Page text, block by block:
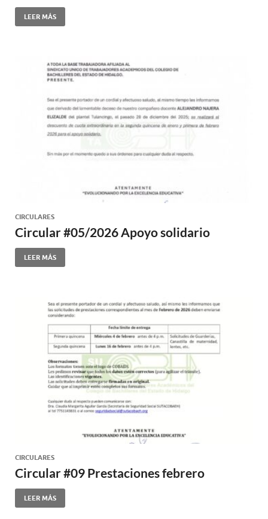
LEER MÁS
CIRCULARES
Circular #05/2026 Apoyo solidario
LEER MÁS
CIRCULARES
Circular #09 Prestaciones febrero
LEER MÁS